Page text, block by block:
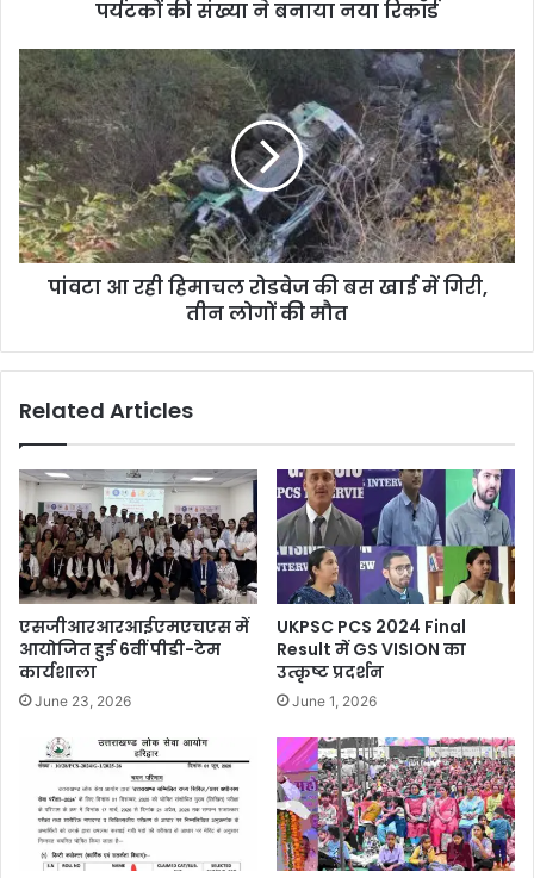
पर्यटकों की संख्या ने बनाया नया रिकॉर्ड
पांवटा आ रही हिमाचल रोडवेज की बस खाई में गिरी,
तीन लोगों की मौत
Related Articles
एसजीआरआरआईएमएचएस में
आयोजित हुई 6वीं पीडी-टेम
कार्यशाला
June 23, 2026
UKPSC PCS 2024 Final
Result में GS VISION का
उत्कृष्ट प्रदर्शन
June 1, 2026